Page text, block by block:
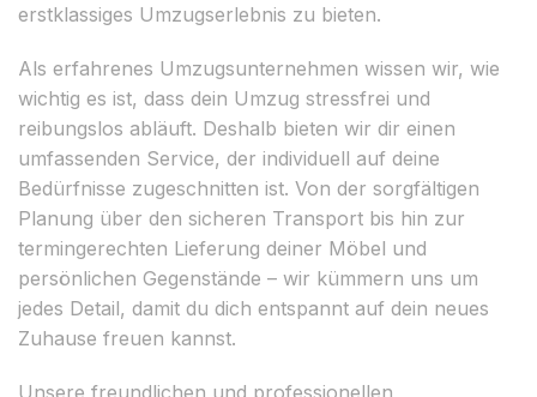
erstklassiges Umzugserlebnis zu bieten.
Als erfahrenes Umzugsunternehmen wissen wir, wie
wichtig es ist, dass dein Umzug stressfrei und
reibungslos abläuft. Deshalb bieten wir dir einen
umfassenden Service, der individuell auf deine
Bedürfnisse zugeschnitten ist. Von der sorgfältigen
Planung über den sicheren Transport bis hin zur
termingerechten Lieferung deiner Möbel und
persönlichen Gegenstände – wir kümmern uns um
jedes Detail, damit du dich entspannt auf dein neues
Zuhause freuen kannst.
Unsere freundlichen und professionellen